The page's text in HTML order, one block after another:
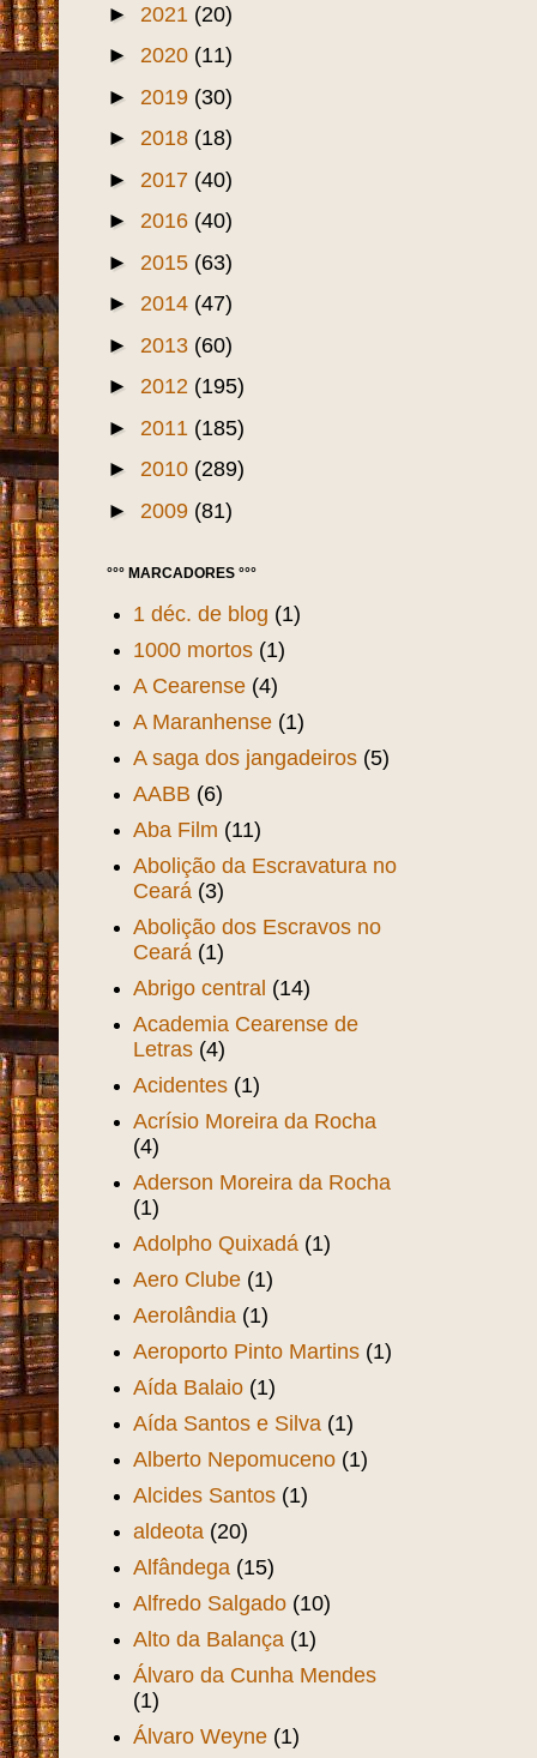
► 2021 (20)
► 2020 (11)
► 2019 (30)
► 2018 (18)
► 2017 (40)
► 2016 (40)
► 2015 (63)
► 2014 (47)
► 2013 (60)
► 2012 (195)
► 2011 (185)
► 2010 (289)
► 2009 (81)
°°° MARCADORES °°°
1 déc. de blog (1)
1000 mortos (1)
A Cearense (4)
A Maranhense (1)
A saga dos jangadeiros (5)
AABB (6)
Aba Film (11)
Abolição da Escravatura no
Ceará (3)
Abolição dos Escravos no
Ceará (1)
Abrigo central (14)
Academia Cearense de
Letras (4)
Acidentes (1)
Acrísio Moreira da Rocha
(4)
Aderson Moreira da Rocha
(1)
Adolpho Quixadá (1)
Aero Clube (1)
Aerolândia (1)
Aeroporto Pinto Martins (1)
Aída Balaio (1)
Aída Santos e Silva (1)
Alberto Nepomuceno (1)
Alcides Santos (1)
aldeota (20)
Alfândega (15)
Alfredo Salgado (10)
Alto da Balança (1)
Álvaro da Cunha Mendes
(1)
Álvaro Weyne (1)